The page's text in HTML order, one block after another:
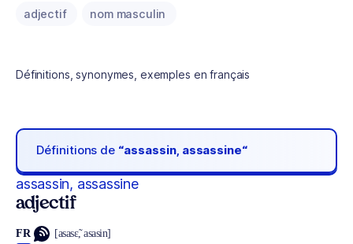
adjectif nom masculin
Définitions, synonymes, exemples en français
Définitions de “assassin, assassine“
assassin, assassine
adjectif
FR [asasɛ̃, asasin]